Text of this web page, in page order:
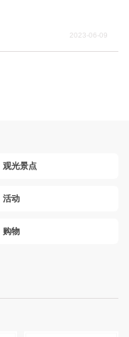
2023-06-09
观光景点
活动
购物